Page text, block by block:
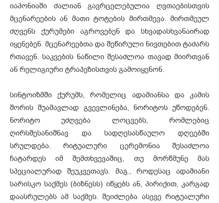
იაპონიაში ძალიან გავრცელებულია ღვთაებისთვის
მცენარეების ან მათი ტოტების მირთმევა. მირთმეულ
ძღვენს ქურუმები აგროვებენ და სხვადასხვანაირად
იყენებენ. მცენარეებთა და შეწირული ნივთებით ტაძარს
რთავენ. საკვების ნაწილი შესაძლოა თავად მიირთვან
ან რელიგიური ტრაპეზისთვის გამოიყენონ.
სინტოიზმში ქურუმს, რომელიც ადამიანსა და კამის
შორის შუამავლად გვევლინება, ნორიტოს უწოდებენ.
ნორიტო უძღვება ლოცვებს, რომლებიც
ღირსშესანიშნავ და სადღესასწაულო დღეებში
სრულდება. რიტუალური ცერემონია შესაძლოა
ჩატარდეს იმ შემთხვევაშიც, თუ მორწმუნე მას
სპეციალურად შეუკვეთავს. მაგ., როდესაც ადამიანი
სარისკო საქმეს (ბიზნესს) იწყებს ან, პირიქით, კარგად
დაასრულებს ამ საქმეს. შეიძლება ასევე რიტუალური